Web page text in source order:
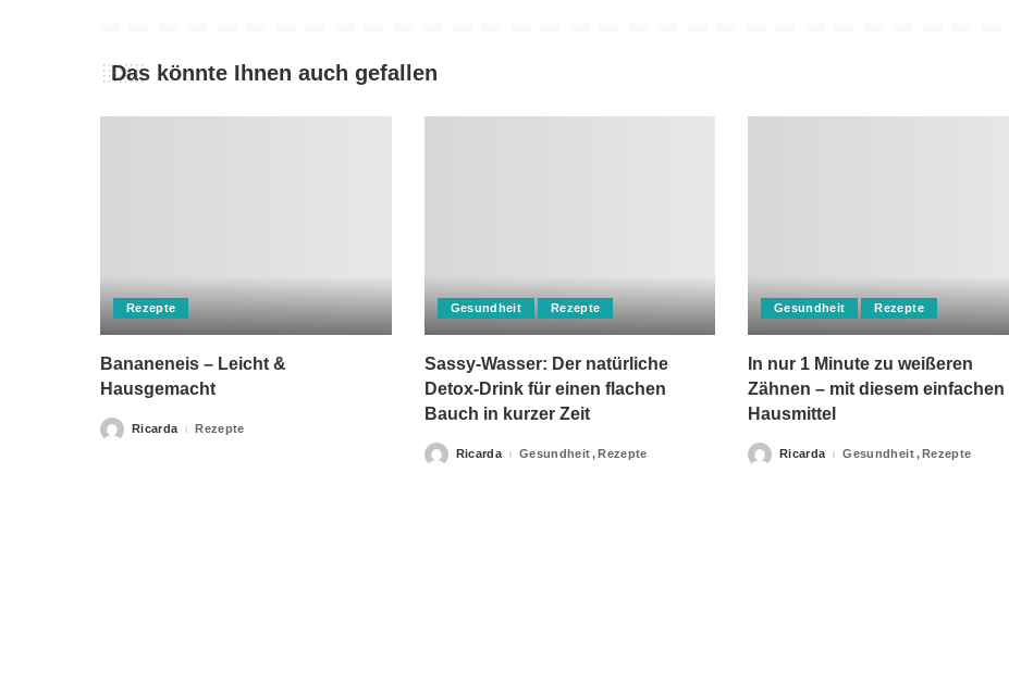
Das könnte Ihnen auch gefallen
Rezepte
Bananeneis – Leicht &
Hausgemacht
PostedRicarda Rezepte
Gesundheit Rezepte
Sassy-Wasser: Der natürliche
Detox-Drink für einen flachen
Bauch in kurzer Zeit
PostedRicarda Gesundheit Rezepte
Gesundheit Rezepte
In nur 1 Minute zu weißeren
Zähnen – mit diesem einfachen
Hausmittel
PostedRicarda Gesundheit Rezepte